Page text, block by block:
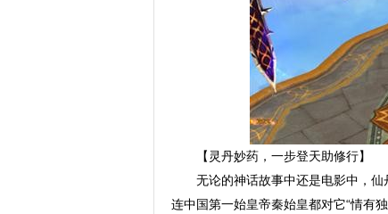
【灵丹妙药，一步登天助修行】
无论的神话故事中还是电影中，
连中国第一始皇帝秦始皇都对它“情有